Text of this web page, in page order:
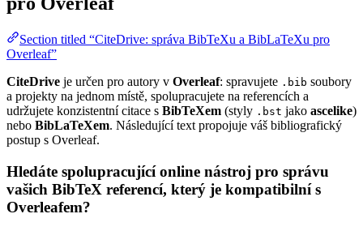
Section titled “CiteDrive: správa BibTeXu a BibLaTeXu pro
Overleaf”
CiteDrive je určen pro autory v Overleaf: spravujete .bib soubory
a projekty na jednom místě, spolupracujete na referencích a
udržujete konzistentní citace s BibTeXem (styly .bst jako ascelike)
nebo BibLaTeXem. Následující text propojuje váš bibliografický
postup s Overleaf.
Hledáte spolupracující online nástroj pro správu
vašich BibTeX referencí, který je kompatibilní s
Overleafem?